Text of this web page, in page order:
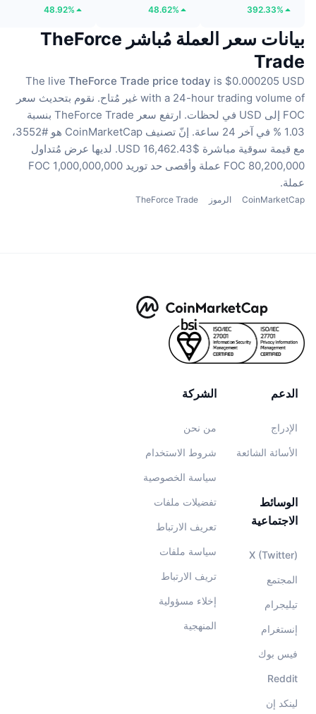
392.33%
48.62%
48.92%
بيانات سعر العملة مُباشر TheForce
Trade
The live TheForce Trade price today is $0.000205 USD
with a 24-hour trading volume of غير مُتاح.
نقوم بتحديث سعر
FOC إلى USD في لحظات.
ارتفع سعر TheForce Trade بنسبة
1.03 % في آخر 24 ساعة.
إنّ تصنيف CoinMarketCap هو #3552،
مع قيمة سوقية مباشرة $16,462.43 USD.
لديها عرض مُتداول
80,200,000 FOC عملة
وأقصى حد توريد 1,000,000,000 FOC
عملة.
CoinMarketCap الرموز TheForce Trade
الشركة
من نحن
شروط الاستخدام
سياسة الخصوصية
تفضيلات ملفات
تعريف الارتباط
سياسة ملفات
تريف الارتباط
إخلاء مسؤولية
المنهجية
الدعم
الإدراج
الأسائة الشائعة
الوسائط
الاجتماعية
X (Twitter)
المجتمع
تيليجرام
إنستغرام
فيس بوك
Reddit
لينكد إن